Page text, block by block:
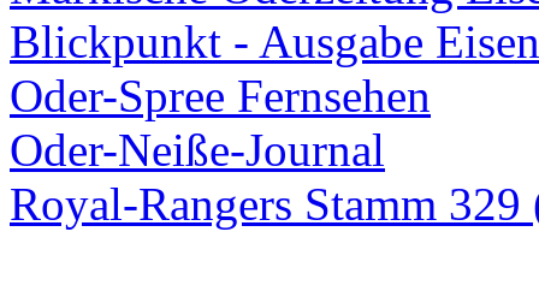
Blickpunkt - Ausgabe
Oder-Spree Fernsehen
Oder-Neiße-Journal
Royal-Rangers Stamm